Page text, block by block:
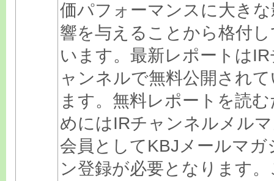
価パフォーマンスに大き
響を与えることから格付
います。最新レポートはIR
ャンネルで無料公開され
ます。無料レポートを読む
めにはIRチャンネルメル
会員としてKBJメールマガ
ン登録が必要となります。